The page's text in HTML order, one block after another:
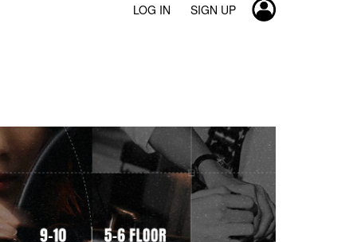
LOG IN SIGN UP